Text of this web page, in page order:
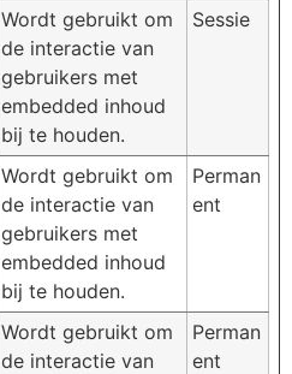
Wordt gebruikt om
de interactie van
gebruikers met
embedded inhoud
bij te houden.
Sessie
Wordt gebruikt om
de interactie van
gebruikers met
embedded inhoud
bij te houden.
Perman
ent
Wordt gebruikt om
de interactie van
Perman
ent